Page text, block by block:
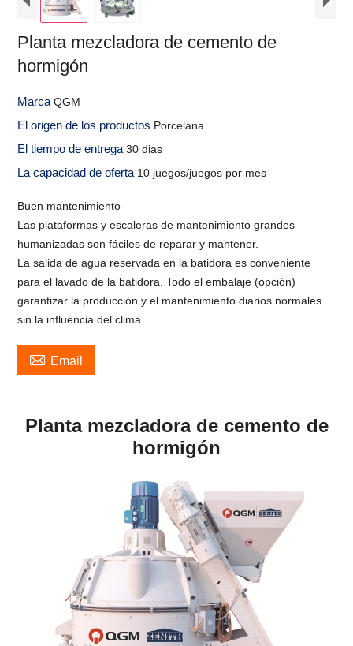
Planta mezcladora de cemento de
hormigón
MarcaQGM
El origen de los productos Porcelana
El tiempo de entrega30 dias
La capacidad de oferta 10 juegos/juegos por mes
Buen mantenimiento
Las plataformas y escaleras de mantenimiento grandes
humanizadas son fáciles de reparar y mantener.
La salida de agua reservada en la batidora es conveniente
para el lavado de la batidora. Todo el embalaje (opción)
garantizar la producción y el mantenimiento diarios normales
sin la influencia del clima.
 Email
Planta mezcladora de cemento de
hormigón